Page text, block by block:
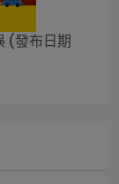
(發布日期